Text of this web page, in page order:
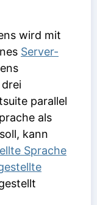
wird mit
Server-
parallel
als
kann
Sprache